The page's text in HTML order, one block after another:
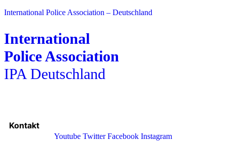
International Police Association – Deutschland
International
Police Association
IPA Deutschland
Kontakt
Youtube Twitter Facebook Instagram